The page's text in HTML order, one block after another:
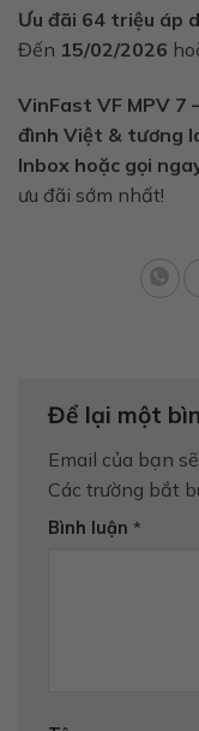
Ưu đãi 64 triệu áp
Đến 15/02/2026
VinFast VF MPV 7
đình Việt & tương
Inbox hoặc gọi
ưu đãi sớm nhất!
Để lại một
Email của bạn
Các trường bắt
Bình luận *